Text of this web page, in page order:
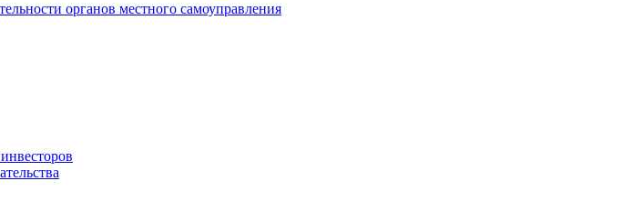
органов местного самоуправления